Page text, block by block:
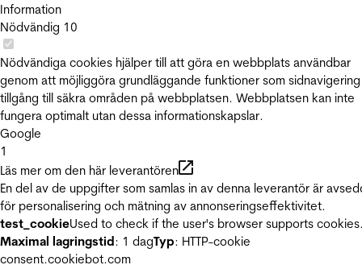
Information
Nödvändig 10
Nödvändiga cookies hjälper till att göra en webbplats användbar
genom att möjliggöra grundläggande funktioner som
tillgång till säkra områden på webbplatsen. Webbplatsen kan inte
fungera optimalt utan dessa informationskapslar.
Google
1
Läs mer om den här leverantören
En del av de uppgifter som samlas in av denna leverantör är
för personalisering och mätning av annonseringseffektivitet.
test_cookieUsed to check if the user's browser supports
Maximal lagringstid: 1 dagTyp: HTTP-cookie
consent.cookiebot.com